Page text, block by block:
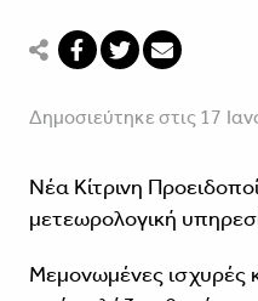
Δημοσιεύτηκε στις 17
Νέα Κίτρινη
μετεωρολογική
Μεμονωμένες ισχυρές